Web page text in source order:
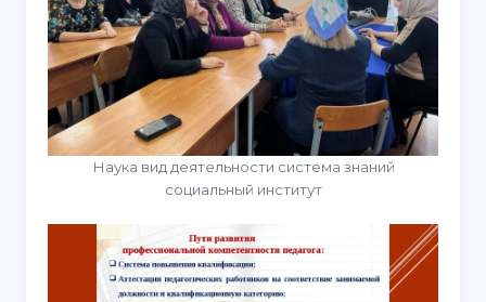
Наука вид деятельности система знаний
социальный институт